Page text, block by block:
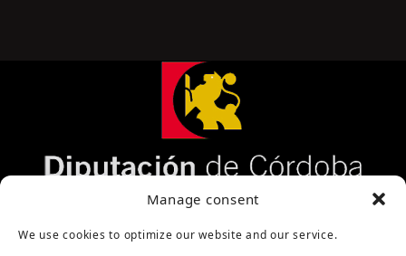
Manage consent
We use cookies to optimize our website and our service.
Página cofinanciada por la Diputación de Córdoba